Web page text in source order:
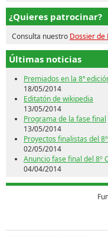
¿Quieres patrocinar?
Consulta nuestro Dossier de
Últimas noticias
Premiados en la 8ª
18/05/2014
Editatón de wikipedia
13/05/2014
Programa de la fase final
13/05/2014
Proyectos finalistas del
02/05/2014
Anuncio fase final del 8º
04/04/2014